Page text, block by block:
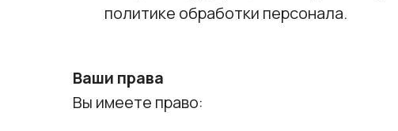
политике обработки персонала.
Ваши права
Вы имеете право: